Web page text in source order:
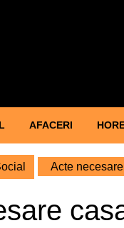
AFACERI
Acte